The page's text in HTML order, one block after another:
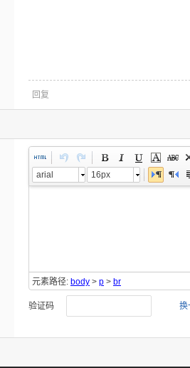
回复
arial 16px
元素路径: body > p > br
验证码 换